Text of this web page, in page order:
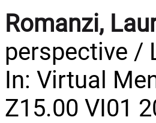
Romanzi,
perspective /
In: Virtual
Z15.00 VI01